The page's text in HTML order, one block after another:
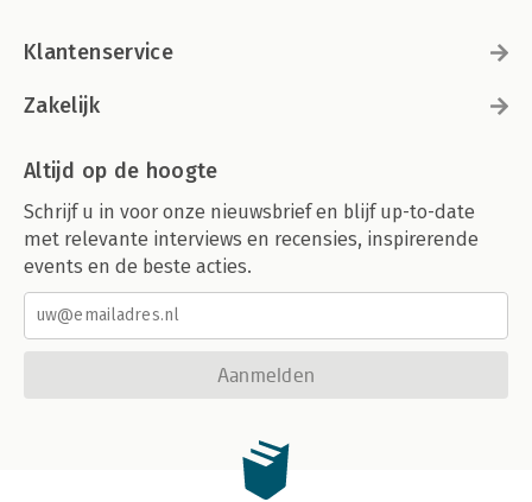
Klantenservice
Zakelijk
Altijd op de hoogte
Schrijf u in voor onze nieuwsbrief en blijf up-to-date
met relevante interviews en recensies, inspirerende
events en de beste acties.
Aanmelden